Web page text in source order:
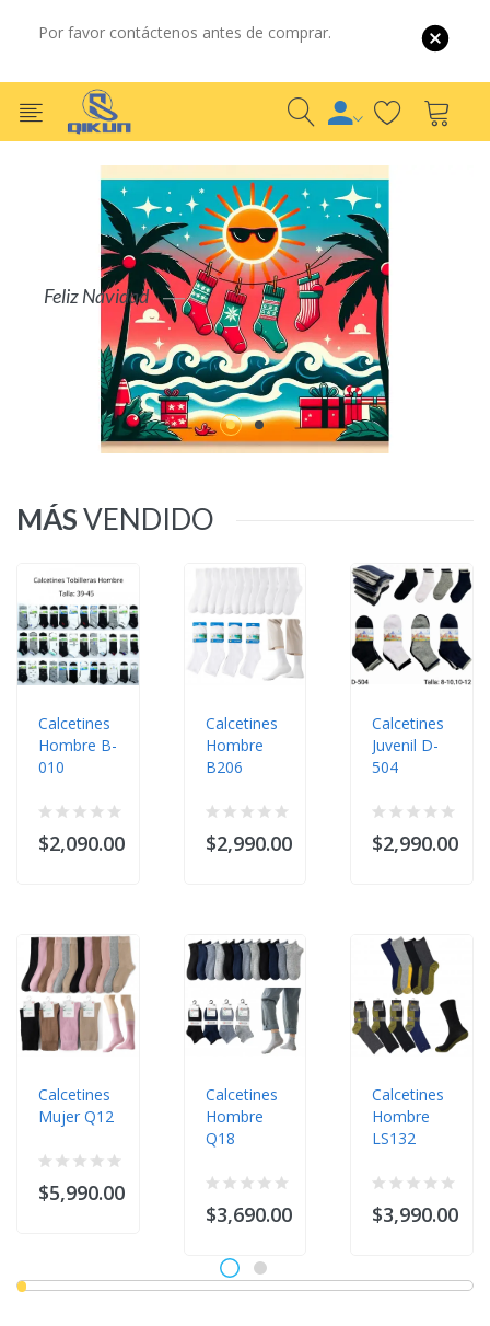
Por favor contáctenos antes de comprar.
Por Mayor
Por Detalle
COMPRAR AHORA
MÁSVENDIDO
Calcetines
Hombre B-
010
$2,090.00
Calcetines
Mujer Q12
$5,990.00
Calcetines
Hombre
B206
$2,990.00
Calcetines
Hombre
Q18
$3,690.00
Calcetines
Juvenil D-
504
$2,990.00
Calcetines
Hombre
LS132
$3,990.00